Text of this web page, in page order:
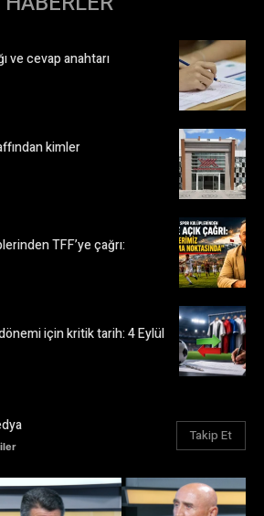
ve cevap anahtarı
kimler
TFF’ye çağrı:
için kritik tarih: 4 Eylül
Takip Et